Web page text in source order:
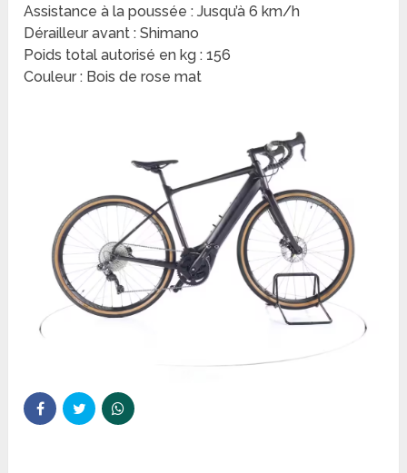
Assistance à la poussée : Jusqu’à 6 km/h
Dérailleur avant : Shimano
Poids total autorisé en kg : 156
Couleur : Bois de rose mat